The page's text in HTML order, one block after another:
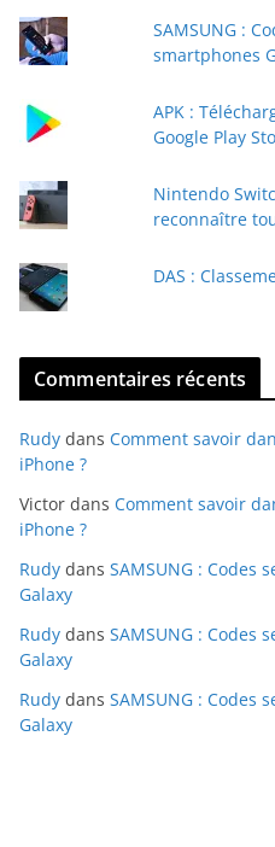
e
-
a
SAMSUNG :
smartphones
APK :
Google Play
Nintendo
reconnaître
DAS :
Commentaires récents
Rudy dans Comment savoir
iPhone ?
Victor dans Comment savoir
iPhone ?
Rudy dans SAMSUNG : Codes
Galaxy
Rudy dans SAMSUNG : Codes
Galaxy
Rudy dans SAMSUNG : Codes
Galaxy